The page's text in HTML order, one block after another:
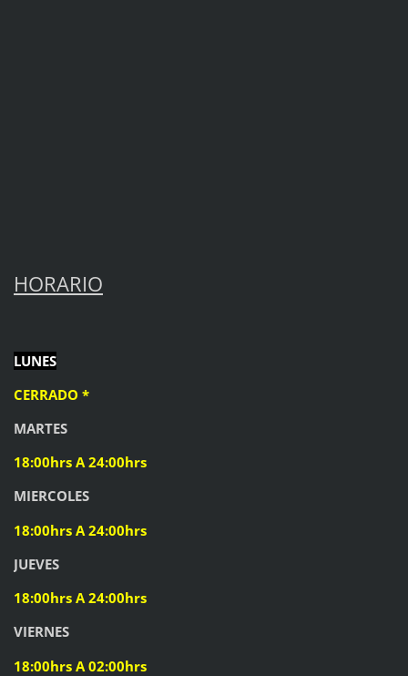
HORARIO
LUNES
CERRADO *
MARTES
18:00hrs A 24:00hrs
MIERCOLES
18:00hrs A 24:00hrs
JUEVES
18:00hrs A 24:00hrs
VIERNES
18:00hrs A 02:00hrs